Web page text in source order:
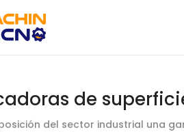
de
del sector industrial una